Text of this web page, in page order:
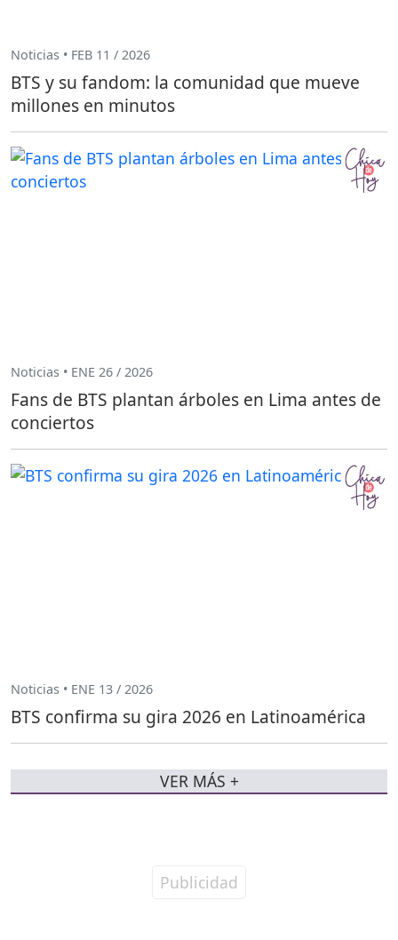
Noticias • FEB 11 / 2026
BTS y su fandom: la comunidad que mueve
millones en minutos
Noticias • ENE 26 / 2026
Fans de BTS plantan árboles en Lima antes de
conciertos
Noticias • ENE 13 / 2026
BTS confirma su gira 2026 en Latinoamérica
VER MÁS +